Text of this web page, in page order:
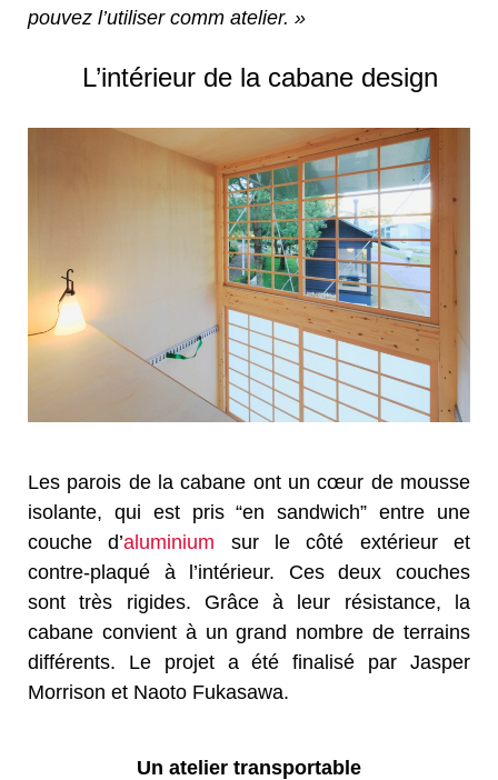
pouvez l’utiliser comm atelier. »
L’intérieur de la cabane design
Les parois de la cabane ont un cœur de mousse
isolante, qui est pris “en sandwich” entre une
couche d’aluminium sur le côté extérieur et
contre-plaqué à l’intérieur. Ces deux couches
sont très rigides. Grâce à leur résistance, la
cabane convient à un grand nombre de terrains
différents. Le projet a été finalisé par Jasper
Morrison et Naoto Fukasawa.
Un atelier transportable